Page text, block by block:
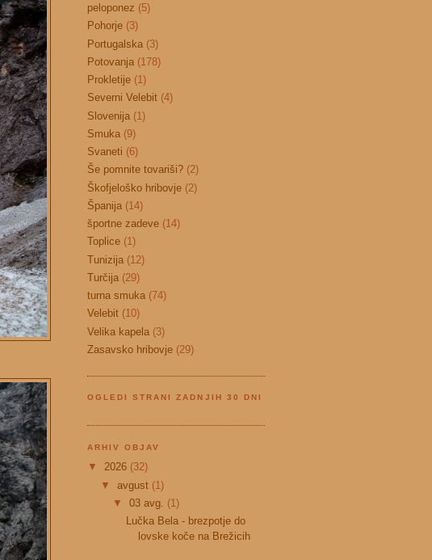
peloponez (5)
Pohorje (3)
Portugalska (3)
Potovanja (178)
Prokletije (1)
Severni Velebit (4)
Slovenija (1)
Smuka (9)
Svaneti (6)
Še pomnite tovariši? (2)
Škofjeloško hribovje (2)
Španija (14)
športne zadeve (14)
Toplice (1)
Tunizija (12)
Turčija (29)
turna smuka (74)
Velebit (10)
Velika kapela (3)
Zasavsko hribovje (29)
OGLEDI STRANI ZADNJIH 30 DNI
ARHIV OBJAV
▼ 2026 (32)
▼ avgust (1)
▼03 avg. (1)
Lučka Bela - brezpotje do
lovske koče na Brežicih